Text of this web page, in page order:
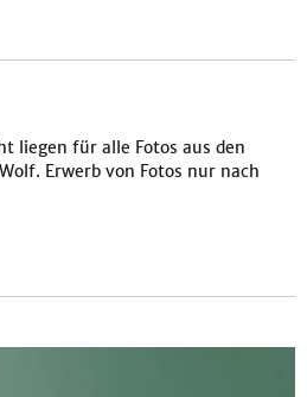
liegen für alle Fotos aus den
Erwerb von Fotos nur nach